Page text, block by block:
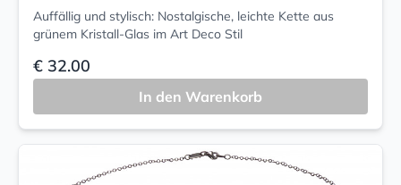
Auffällig und stylisch: Nostalgische, leichte Kette aus
grünem Kristall-Glas im Art Deco Stil
€ 32.00
In den Warenkorb